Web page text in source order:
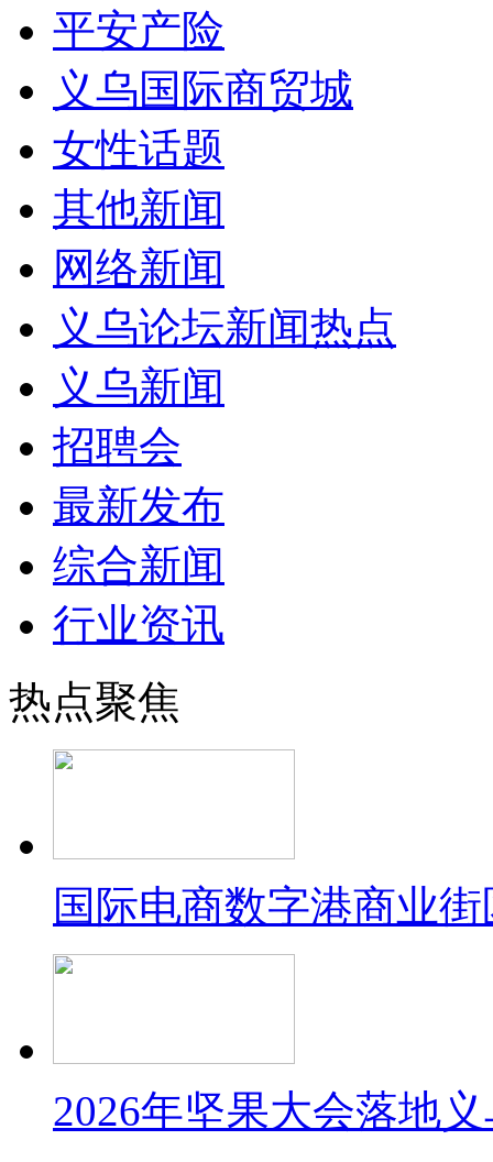
平安产险
义乌国际商贸城
女性话题
其他新闻
网络新闻
义乌论坛新闻热点
义乌新闻
招聘会
最新发布
综合新闻
行业资讯
热点聚焦
国际电商数字港商业
2026年坚果大会落地